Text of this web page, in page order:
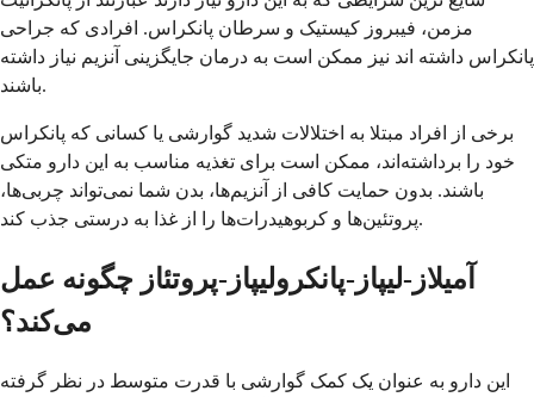
مزمن، فیبروز کیستیک و سرطان پانکراس. افرادی که جراحی
پانکراس داشته اند نیز ممکن است به درمان جایگزینی آنزیم نیاز داشته
باشند.
برخی از افراد مبتلا به اختلالات شدید گوارشی یا کسانی که پانکراس
خود را برداشته‌اند، ممکن است برای تغذیه مناسب به این دارو متکی
باشند. بدون حمایت کافی از آنزیم‌ها، بدن شما نمی‌تواند چربی‌ها،
پروتئین‌ها و کربوهیدرات‌ها را از غذا به درستی جذب کند.
آمیلاز-لیپاز-پانکرولیپاز-پروتئاز چگونه عمل
می‌کند؟
این دارو به عنوان یک کمک گوارشی با قدرت متوسط در نظر گرفته